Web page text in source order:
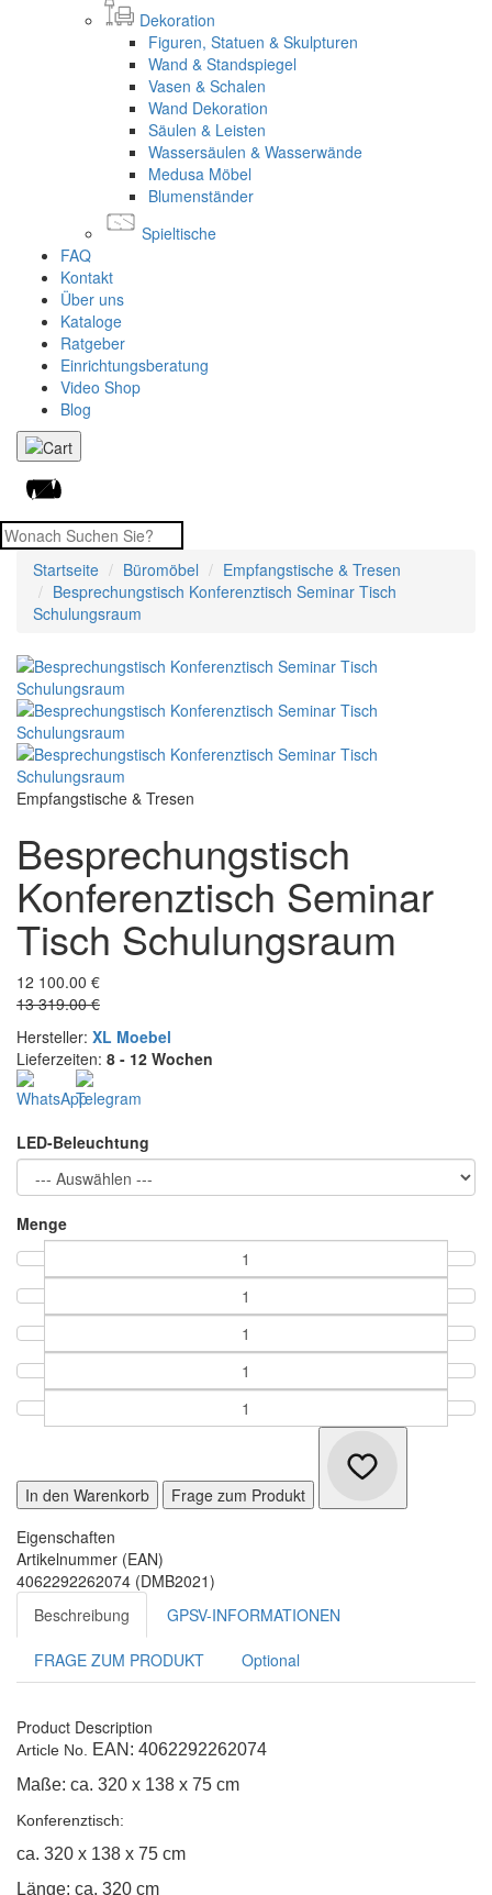
Dekoration
Figuren, Statuen & Skulpturen
Wand & Standspiegel
Vasen & Schalen
Wand Dekoration
Säulen & Leisten
Wassersäulen & Wasserwände
Medusa Möbel
Blumenständer
Spieltische
FAQ
Kontakt
Über uns
Kataloge
Ratgeber
Einrichtungsberatung
Video Shop
Blog
Startseite Büromöbel
Empfangstische & Tresen
Besprechungstisch Konferenztisch Seminar Tisch
Schulungsraum
Empfangstische & Tresen
Besprechungstisch
Konferenztisch Seminar
Tisch Schulungsraum
12 100.00 €
13 319.00 €
Hersteller: XL Moebel
Lieferzeiten: 8 - 12 Wochen
LED-Beleuchtung
Menge
In den Warenkorb
Frage zum Produkt
Eigenschaften
Artikelnummer (EAN)
4062292262074 (DMB2021)
Beschreibung
GPSV-INFORMATIONEN
FRAGE ZUM PRODUKT Optional
Product Description
Article No.
EAN: 4062292262074
Maße: ca. 320 x 138 x 75 cm
Konferenztisch:
ca. 320 x 138 x 75 cm
Länge: ca. 320 cm